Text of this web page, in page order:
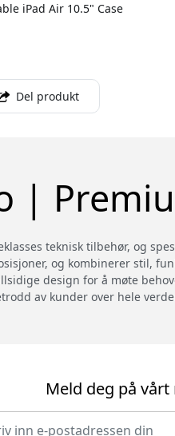
iPad Air 10.5" Case
Del produkt
|
teknisk tilbehør, og
og kombinerer stil,
design for å møte
av kunder over hele
Meld deg på